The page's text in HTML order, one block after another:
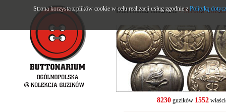
buttonarium.eu- Strona
8230guzików 1552
Strona korzysta z plików cookie w celu realizacji usług zgodnie zPolityką